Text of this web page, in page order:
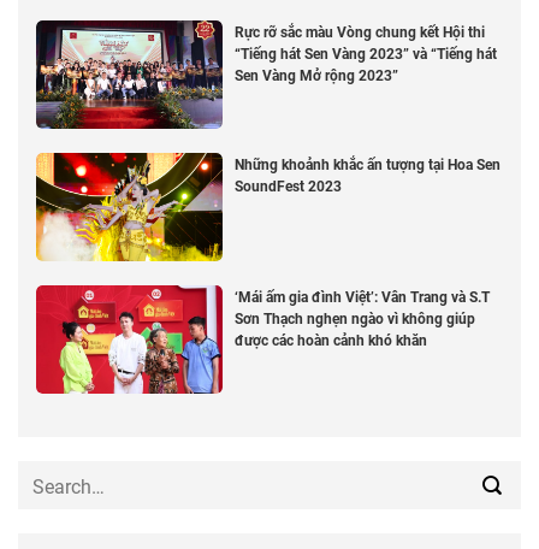
Rực rỡ sắc màu Vòng chung kết Hội thi
“Tiếng hát Sen Vàng 2023” và “Tiếng hát
Sen Vàng Mở rộng 2023”
Những khoảnh khắc ấn tượng tại Hoa Sen
SoundFest 2023
‘Mái ấm gia đình Việt’: Vân Trang và S.T
Sơn Thạch nghẹn ngào vì không giúp
được các hoàn cảnh khó khăn